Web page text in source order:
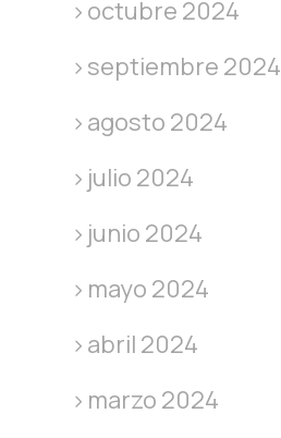
octubre 2024
septiembre 2024
agosto 2024
julio 2024
junio 2024
mayo 2024
abril 2024
marzo 2024